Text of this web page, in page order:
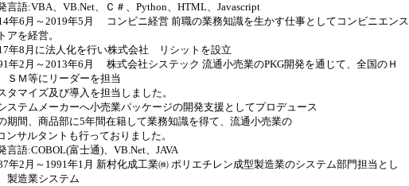
言語:VBA、VB.Net、Ｃ＃、Python、HTML、Javascript
年6月～2019年5月 コンビニ経営 前職の業務知識を生かす仕事としてコンビニエンス
アを経営。
年8月に法人化を行い株式会社 リシットを設立
年2月～2013年6月 株式会社システック 流通小売業のPKG開発を通じて、全国のＨ
ＳＭ等にリーダーを担当
タマイズ及び導入を担当しました。
ステムメーカーへ小売業パッケージの開発支援としてプロデュース
期間、商品部に5年間在籍して業務知識を得て、流通小売業の
ンサルタントも行っておりました。
言語:COBOL(富士通)、VB.Net、JAVA
年2月～1991年1月 新村化成工業㈱ ポリエチレン成型製造業のシステム部門担当とし
製造業システム